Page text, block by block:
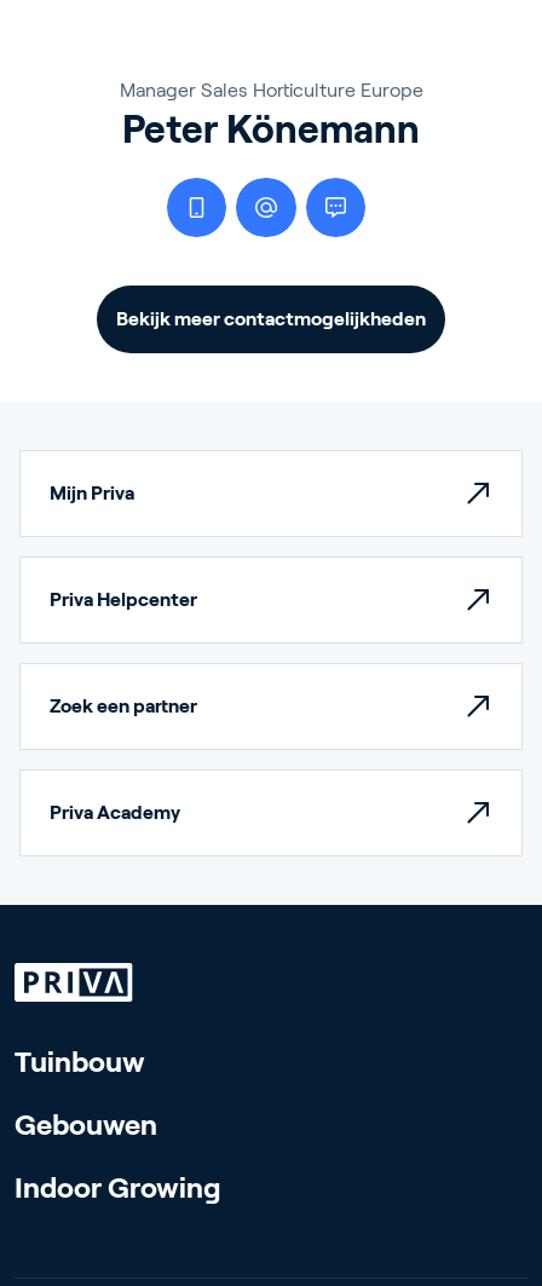
Manager Sales Horticulture Europe
Peter Könemann
Bekijk meer contactmogelijkheden
Mijn Priva
Priva Helpcenter
Zoek een partner
Priva Academy
Tuinbouw
Gebouwen
Indoor Growing